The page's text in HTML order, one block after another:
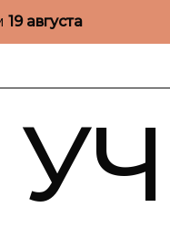
19 августа